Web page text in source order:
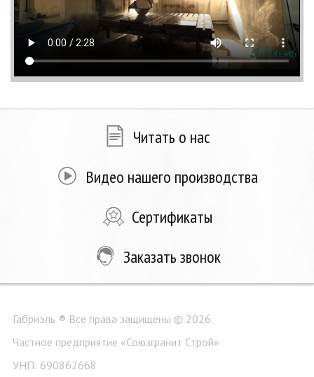
Читать о нас
Видео нашего производства
Сертификаты
Заказать звонок
Габриэль ® Все права защищены © 2026
Частное предприятие «Союзгранит Строй»
УНП: 690862668